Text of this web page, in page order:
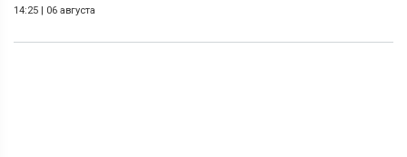
14:25 | 06 августа